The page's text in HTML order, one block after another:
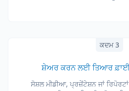
ਕਦਮ 3
ਸ਼ੇਅਰ ਕਰਨ ਲਈ ਤਿਆਰ
ਸੋਸ਼ਲ ਮੀਡੀਆ, ਪ੍ਰਜ਼ੇਂਟੇਸ਼ਨ ਜਾਂ